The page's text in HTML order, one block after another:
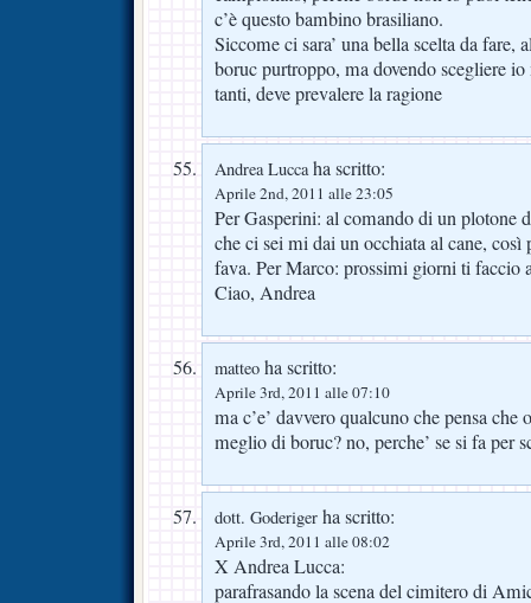
c’è questo bambino brasiliano.
Siccome ci sara’ una bella scelta da fare,
boruc purtroppo, ma dovendo scegliere
tanti, deve prevalere la ragione
Andrea Luccaha scritto:
Aprile 2nd, 2011 alle 23:05
Per Gasperini: al comando di un plotone
che ci sei mi dai un occhiata al cane,
fava. Per Marco: prossimi giorni ti
Ciao, Andrea
matteo ha scritto:
Aprile 3rd, 2011 alle 07:10
ma c’e’ davvero qualcuno che pensa che
meglio di boruc? no, perche’ se si fa per
dott. Goderiger ha scritto:
Aprile 3rd, 2011 alle 08:02
X Andrea Lucca:
parafrasando la scena del cimitero di